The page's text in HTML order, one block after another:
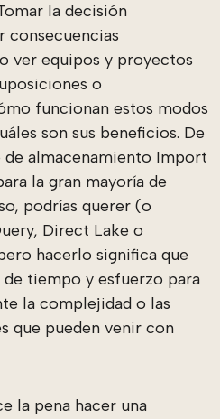
la decisión
consecuencias
ver equipos y proyectos
o
funcionan estos modos
son sus beneficios. De
almacenamiento Import
la gran mayoría de
podrías querer (o
Direct Lake o
hacerlo significa que
tiempo y esfuerzo para
la complejidad o las
que pueden venir con
la pena hacer una